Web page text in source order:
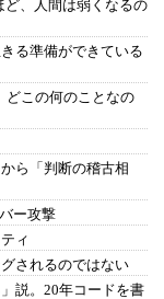
、人間は弱くなるの
る準備ができている
どこの何のことなの
ら「判断の稽古相
ー攻撃
ィ
されるのではない
説。20年コードを書